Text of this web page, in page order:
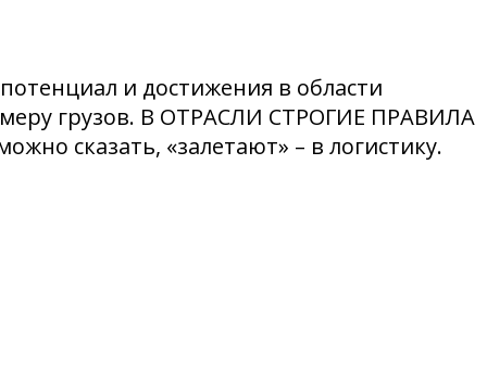
и достижения в области
грузов. В ОТРАСЛИ СТРОГИЕ ПРАВИЛА
сказать, «залетают» – в логистику.